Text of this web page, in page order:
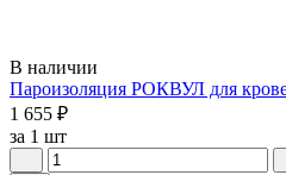
В наличии
Пароизоляция РОКВУЛ для
1 655 ₽
за 1 шт